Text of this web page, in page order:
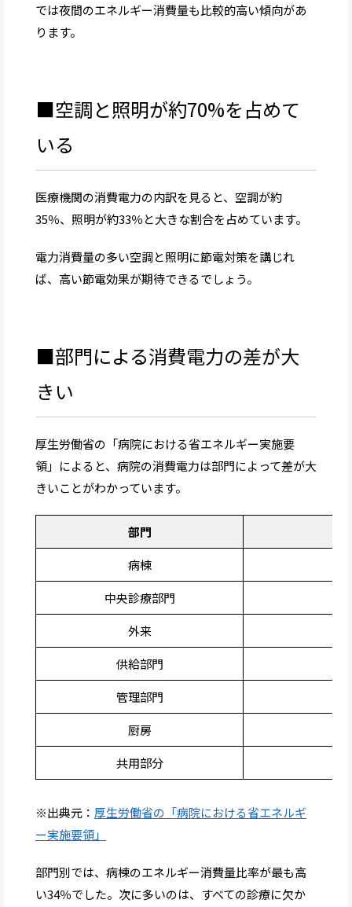
では夜間のエネルギー消費量も比較的高い傾向があ
ります。
■空調と照明が約70%を占めて
いる
医療機関の消費電力の内訳を見ると、空調が約
35％、照明が約33％と大きな割合を占めています。
電力消費量の多い空調と照明に節電対策を講じれ
ば、高い節電効果が期待できるでしょう。
■部門による消費電力の差が大
きい
厚生労働省の「病院における省エネルギー実施要
領」によると、病院の消費電力は部門によって差が大
きいことがわかっています。
部門
病棟
中央診療部門
外来
供給部門
管理部門
厨房
共用部分
※出典元： 厚生労働省の「病院における省エネルギ
ー実施要領」
部門別では、病棟のエネルギー消費量比率が最も高
い34％でした。次に多いのは、すべての診療に欠か